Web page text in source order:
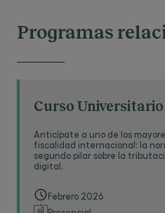
Certificado de "Curso
sobre Sociedades"
Estudios Garrigues.
Programas
Curso Universitario
Anticípate a uno de los
fiscalidad internacional: la
segundo pilar sobre la
digital.
Febrero 2026